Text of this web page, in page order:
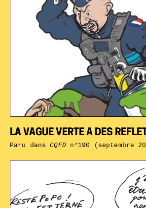
LA VAGUE VERTE A DES
Paru dansCQFDn°190 (septembre